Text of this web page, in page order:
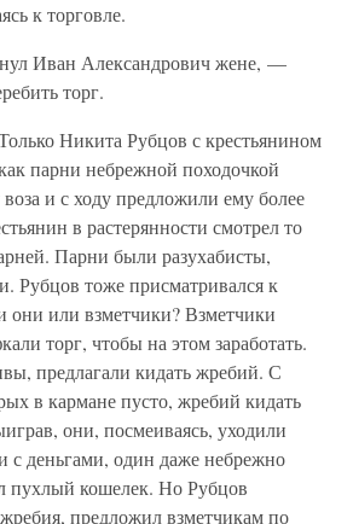
к торговле.
Иван Александрович жене, —
торг.
Никита Рубцов с крестьянином
парни небрежной походочкой
и с ходу предложили ему более
в растерянности смотрел то
Парни были разухабисты,
Рубцов тоже присматривался к
они или взметчики? Взметчики
торг, чтобы на этом заработать.
предлагали кидать жребий. С
в кармане пусто, жребий кидать
они, посмеиваясь, уходили
деньгами, один даже небрежно
пухлый кошелек. Но Рубцов
предложил взметчикам по